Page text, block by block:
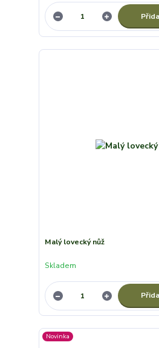
Malý lovecký nůž
Skladem
Novinka